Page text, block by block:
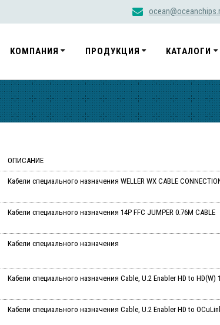
КОМПАНИЯ ПРОДУКЦИЯ КАТАЛОГИ
ОПИСАНИЕ
Кабели специального назначения WELLER WX CABLE
Кабели специального назначения 14P FFC JUMPER 0.76M CABLE
Кабели специального назначения
Кабели специального назначения Cable, U.2 Enabler HD to HD(W)
Кабели специального назначения Cable, U.2 Enabler HD to